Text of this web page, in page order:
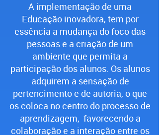
A implementação de uma
Educação inovadora, tem por
essência a mudança do foco das
pessoas e a criação de um
ambiente que permita a
participação dos alunos. Os alunos
adquirem a sensação de
pertencimento e de autoria, o que
os coloca no centro do processo de
aprendizagem, favorecendo a
colaboração e a interação entre os